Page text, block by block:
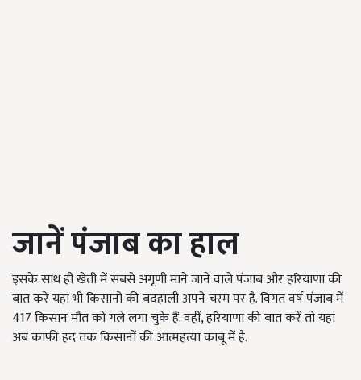
जानें पंजाब का हाल
इसके साथ ही खेती में सबसे अगृणी माने जाने वाले पंजाब और हरियाणा की
बात करें यहां भी किसानों की बदहाली अपने चरम पर है. विगत वर्ष पंजाब में
417 किसान मौत को गले लगा चुके हैं. वहीं, हरियाणा की बात करें तो यहां
अब काफी हद तक किसानों की आत्महत्या काबू में है.